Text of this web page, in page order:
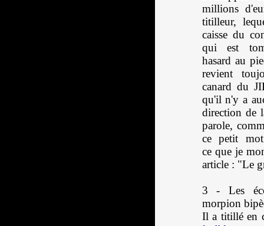
millions
titilleur,
caisse du
qui est
hasard au
revient
canard du
qu'il n'y a
direction de
parole,
ce petit
ce que je
article : "Le
3 - Les
morpion
Il a titillé en